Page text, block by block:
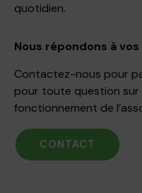
quotidien.
Nous répondons à
Contactez-nous pour
pour toute question sur
fonctionnement de
CONTACT